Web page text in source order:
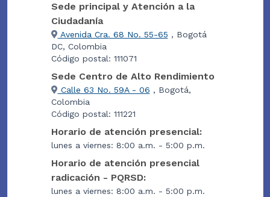
Sede principal y Atención a la
Ciudadanía
Avenida Cra. 68 No. 55-65 , Bogotá
DC, Colombia
Código postal: 111071
Sede Centro de Alto Rendimiento
Calle 63 No. 59A - 06 , Bogotá,
Colombia
Código postal: 111221
Horario de atención presencial:
lunes a viernes: 8:00 a.m. - 5:00 p.m.
Horario de atención presencial
radicación - PQRSD:
lunes a viernes: 8:00 a.m. - 5:00 p.m.